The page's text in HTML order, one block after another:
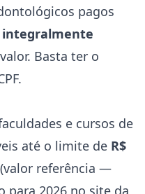
pagos
integralmente
Basta ter o
e cursos de
até o limite de R$
(valor referência —
para 2026 no site da